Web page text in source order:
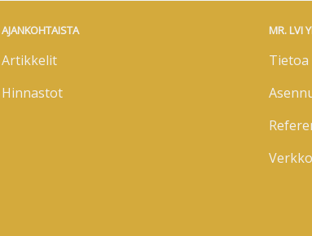
AJANKOHTAISTA
Artikkelit
Hinnastot
MR. LVI
Tietoa